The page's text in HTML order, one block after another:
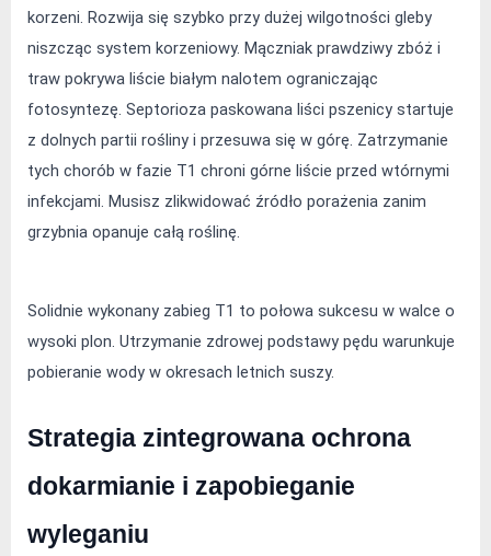
korzeni. Rozwija się szybko przy dużej wilgotności gleby
niszcząc system korzeniowy. Mączniak prawdziwy zbóż i
traw pokrywa liście białym nalotem ograniczając
fotosyntezę. Septorioza paskowana liści pszenicy startuje
z dolnych partii rośliny i przesuwa się w górę. Zatrzymanie
tych chorób w fazie T1 chroni górne liście przed wtórnymi
infekcjami. Musisz zlikwidować źródło porażenia zanim
grzybnia opanuje całą roślinę.
Solidnie wykonany zabieg T1 to połowa sukcesu w walce o
wysoki plon. Utrzymanie zdrowej podstawy pędu warunkuje
pobieranie wody w okresach letnich suszy.
Strategia zintegrowana ochrona
dokarmianie i zapobieganie
wyleganiu